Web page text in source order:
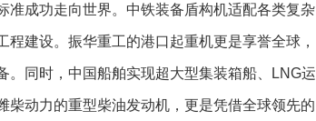
准成功走向世界。中铁装备盾构机适配各类复杂
建设。振华重工的港口起重机更是享誉全球，
。同时，中国船舶实现超大型集装箱船、LNG运
动力的重型柴油发动机，更是凭借全球领先的